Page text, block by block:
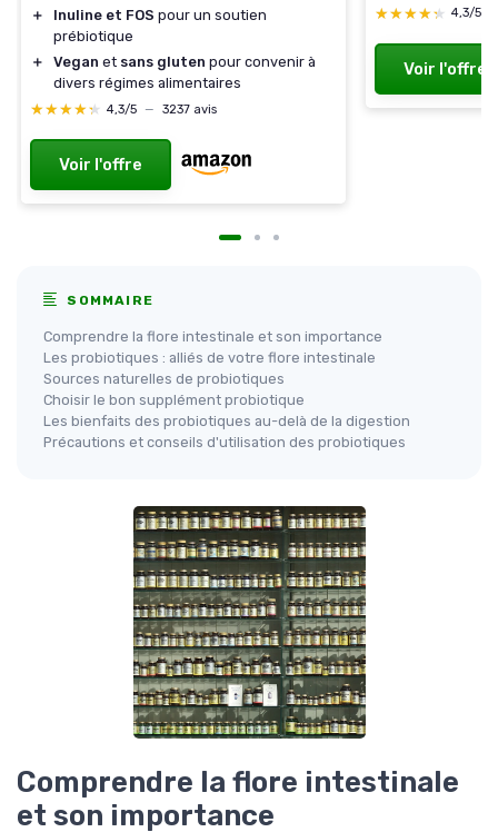
＋
Inuline et FOS pour un soutien
prébiotique
＋
Vegan et sans gluten pour convenir à
divers régimes alimentaires
★★★★★
★★★★★ 4,3/5 — 3237 avis
Voir l'offre
★★★★★
★★★★★ 4,3/5
Voir l'offre
SOMMAIRE
Comprendre la flore intestinale et son importance
Les probiotiques : alliés de votre flore intestinale
Sources naturelles de probiotiques
Choisir le bon supplément probiotique
Les bienfaits des probiotiques au-delà de la digestion
Précautions et conseils d'utilisation des probiotiques
Comprendre la flore intestinale
et son importance